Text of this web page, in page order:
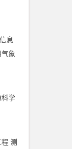
息
象
科学
程 测